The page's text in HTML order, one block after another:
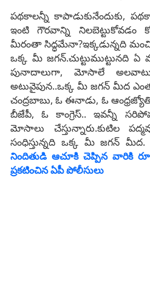
పథకాలన్నీ కాపాడుకునేందుకు,
ఇంటి గౌరవాన్ని నిలబెట్టుకోవడం
మీరంతా సిద్ధమేనా?ఇక్కడున్నది
ఒక్క మీ
పునాదాలుగా, మోసాలే అలవాటుగా
అటువైపున..ఒక్క మీ జగన్‌ మీద
చంద్రబాబు, ఓ ఈనాడు, ఓ
బీజేపీ, ఓ కాంగ్రెస్‌.. ఇవన్నీ
మోసాలు చేస్తున్నారు.కుటిల
సంధిస్తున్నది ఒక్క మీ జగన్‌ మీద.
నిందితుడి ఆచూకి చెప్పిన వారికి
ప్రకటించిన ఏపీ పోలీసులు